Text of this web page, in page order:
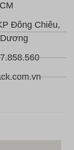
Đông Chiêu,